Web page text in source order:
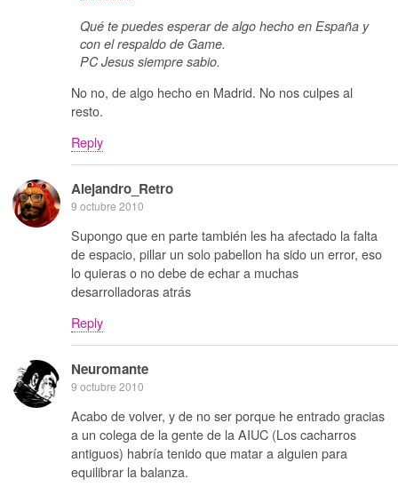
Qué te puedes esperar de algo hecho en España y
con el respaldo de Game.
PC Jesus siempre sabio.
No no, de algo hecho en Madrid. No nos culpes al
resto.
Reply
Alejandro_Retro
9 octubre 2010
Supongo que en parte también les ha afectado la falta
de espacio, pillar un solo pabellon ha sido un error, eso
lo quieras o no debe de echar a muchas
desarrolladoras atrás
Reply
Neuromante
9 octubre 2010
Acabo de volver, y de no ser porque he entrado gracias
a un colega de la gente de la AIUC (Los cacharros
antiguos) habría tenido que matar a alguien para
equilibrar la balanza.